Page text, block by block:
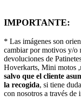
IMPORTANTE:
* Las imágenes son
cambiar por motivos y/o
devoluciones de
Hoverkarts, Mini motos
salvo que el cliente
la recogida, si tiene
con nosotros a través